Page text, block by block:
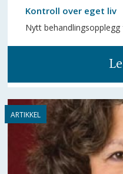
Kontroll over eget liv
Nytt